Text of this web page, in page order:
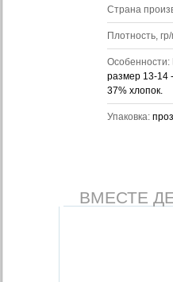
Страна
Плотность,
Особенности:
размер 13-14
37% хлопок.
Упаковка:
ВМЕСТЕ